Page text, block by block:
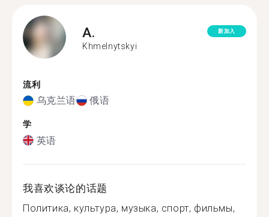
A.
Khmelnytskyi
新加入
流利
乌克兰语 俄语
学
英语
我喜欢谈论的话题
Политика, культура, музыка, спорт, фильмы,